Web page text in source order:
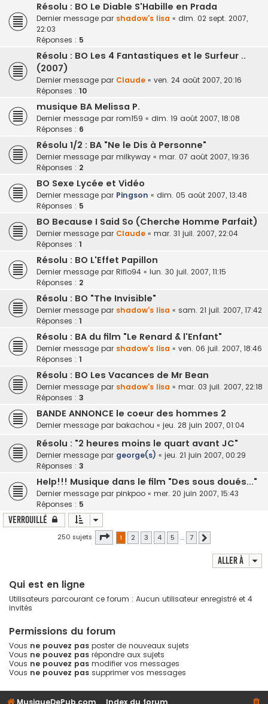
Résolu : BO Le Diable S'Habille en Prada
Dernier message par shadow's lisa « dim. 02 sept. 2007,
22:03
Réponses : 5
Résolu : BO Les 4 Fantastiques et le Surfeur ..
(2007)
Dernier message par Claude « ven. 24 août 2007, 20:16
Réponses : 10
musique BA Melissa P.
Dernier message par rom159 « dim. 19 août 2007, 18:08
Réponses : 6
Résolu 1/2 : BA "Ne le Dis à Personne"
Dernier message par milkyway « mar. 07 août 2007, 19:36
Réponses : 2
BO Sexe Lycée et Vidéo
Dernier message par Pingson « dim. 05 août 2007, 13:48
Réponses : 5
BO Because I Said So (Cherche Homme Parfait)
Dernier message par Claude « mar. 31 juil. 2007, 22:04
Réponses : 1
Résolu : BO L'Effet Papillon
Dernier message par Riflo94 « lun. 30 juil. 2007, 11:15
Réponses : 2
Résolu : BO "The Invisible"
Dernier message par shadow's lisa « sam. 21 juil. 2007, 17:42
Réponses : 1
Résolu : BA du film "Le Renard & l'Enfant"
Dernier message par shadow's lisa « ven. 06 juil. 2007, 18:46
Réponses : 1
Résolu : BO Les Vacances de Mr Bean
Dernier message par shadow's lisa « mar. 03 juil. 2007, 22:18
Réponses : 3
BANDE ANNONCE le coeur des hommes 2
Dernier message par bakachou « jeu. 28 juin 2007, 01:04
Résolu : "2 heures moins le quart avant JC"
Dernier message par george(s) « jeu. 21 juin 2007, 00:29
Réponses : 3
Help!!! Musique dans le film "Des sous doués..."
Dernier message par pinkpoo « mer. 20 juin 2007, 15:43
Réponses : 5
Verrouillé
250 sujets Page 1sur7
1 2 3 4 5 … 7
Aller à
Qui est en ligne
Utilisateurs parcourant ce forum : Aucun utilisateur enregistré et 4
invités
Permissions du forum
Vous ne pouvez pas poster de nouveaux sujets
Vous ne pouvez pas répondre aux sujets
Vous ne pouvez pas modifier vos messages
Vous ne pouvez pas supprimer vos messages